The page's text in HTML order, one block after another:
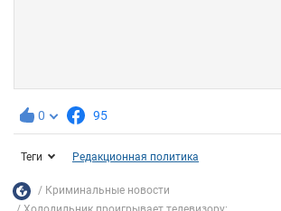
0 95
Теги Редакционная политика
Криминальные новости